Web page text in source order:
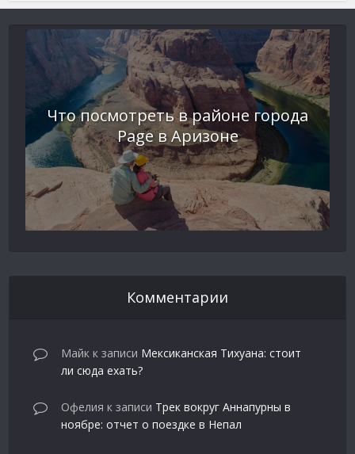
Что посмотреть в районе города
Page в Аризоне
Комментарии
Майк к записи Мексиканская Тихуана: стоит
ли сюда ехать?
Офелия к записи Трек вокруг Аннапурны в
ноябре: отчет о поездке в Непал